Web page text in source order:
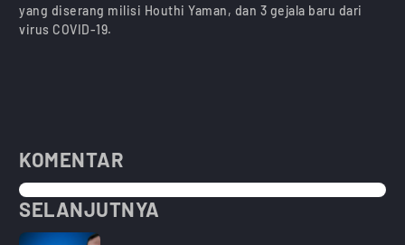
yang diserang milisi Houthi Yaman, dan 3 gejala baru dari
virus COVID-19.
KOMENTAR
SELANJUTNYA